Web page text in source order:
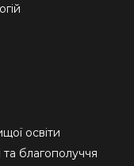
освіти
та благополуччя